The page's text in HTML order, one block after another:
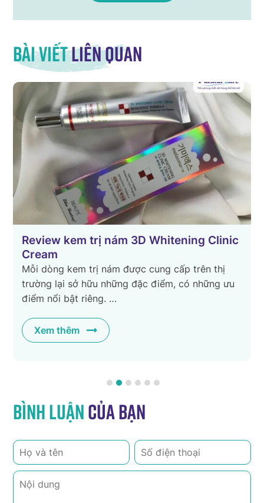
Bài viếtliên quan
Review kem trị nám 3D Whitening Clinic
Cream
Mỗi dòng kem trị nám được cung cấp trên thị
trường lại sở hữu những đặc điểm, có những ưu
điểm nổi bật riêng. …
Xem thêm
Bình luậncủa bạn